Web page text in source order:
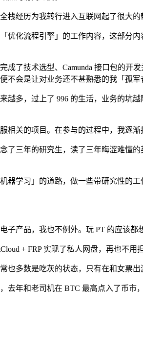
栈经历为我转行进入互联网起了很大
优化流程引擎」的工作内容，这部分
成了技术选型、Camunda 接口包的
不会是让对业务还不甚熟悉的我「孤军
越多，过上了 996 的生活，业务的坑
相关的项目。在参与的过程中，我逐
了三年的研究生，读了三年晦涩难懂
器学习」的道路，做一些带研究性的工
子产品，我也不例外。玩 PT 的应该
+ FRP 实现了私人网盘，再也不用
也多数是吃灰的状态，只有在和女票出
去年和老司机在 BTC 最高点入了币市